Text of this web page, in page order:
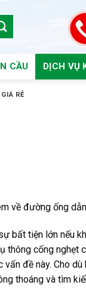
CẦU DỊCH VỤ
RẺ
về đường ống
bất tiện lớn nếu
thông cống nghẹt
đề này. Cho dù
thoáng và tìm